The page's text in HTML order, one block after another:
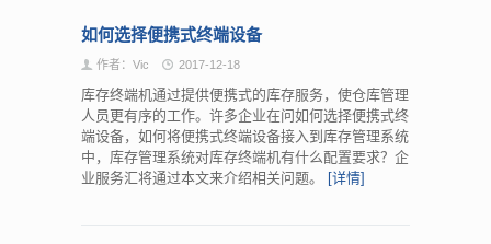
如何选择便携式终端设备
作者：Vic 2017-12-18
库存终端机通过提供便携式的库存服务，使仓库管理
人员更有序的工作。许多企业在问如何选择便携式终
端设备，如何将便携式终端设备接入到库存管理系统
中，库存管理系统对库存终端机有什么配置要求？企
业服务汇将通过本文来介绍相关问题。 [详情]